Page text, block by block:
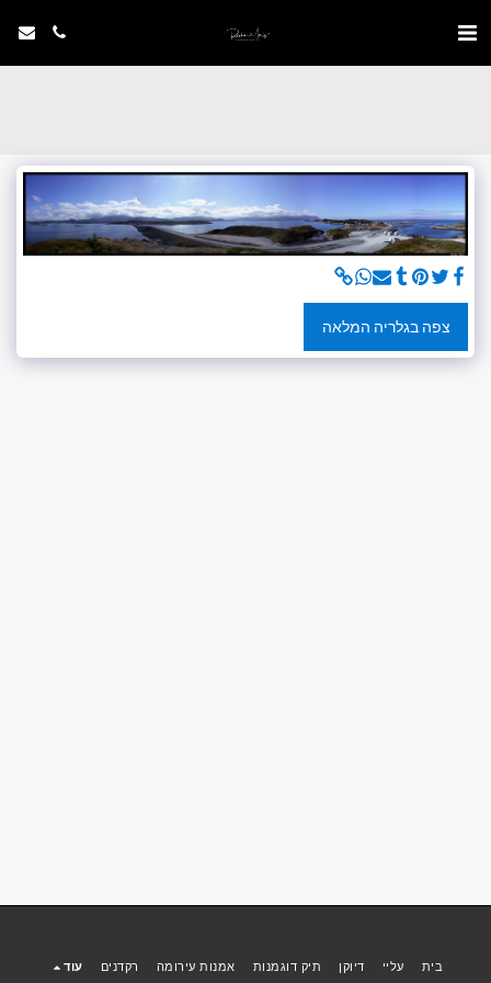
צפה בגלריה המלאה
בית עליי דיוקן תיק דוגמנות אמנות עירומה רקדנים עוד